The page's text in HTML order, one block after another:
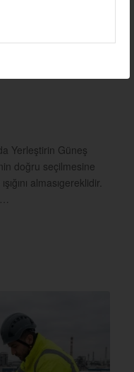
Yerleştirin Güneş
doğru seçilmesine
almasıgereklidir.